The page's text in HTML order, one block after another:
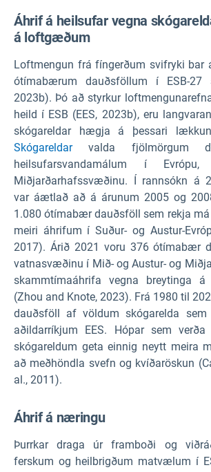
Áhrif á heilsufar vegna
á loftgæðum
Loftmengun frá fíngerðum svifryki bar
ótímabærum dauðsföllum í ESB-27
2023b). Þó að styrkur
heild í ESB (EES, 2023b), eru
skógareldar hægja á þessari
Skógareldarvalda fjölmörgum
heilsufarsvandamálum í
Miðjarðarhafssvæðinu. Í rannsókn á
var áætlað að á árunum 2005 og
1.080 ótímabær dauðsföll sem rekja
meiri áhrifum í Suður- og Austur-
2017). Árið 2021 voru 376 ótímabær
vatnasvæðinu í Mið- og Austur- og
skammtímaáhrifa vegna breytinga
(Zhou and Knote, 2023). Frá 1980 til
dauðsföll af völdum skógarelda
aðildarríkjum EES. Hópar sem
skógareldum geta einnig neytt meira
að meðhöndla svefn og kvíðaröskun
al., 2011).
Áhrif á næringu
Þurrkar draga úr framboði og
ferskum og heilbrigðum matvælum í